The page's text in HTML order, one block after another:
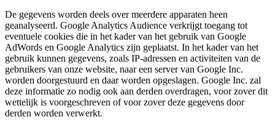
De gegevens worden deels over meerdere apparaten heen
geanalyseerd. Google Analytics Audience verkrijgt toegang tot
eventuele cookies die in het kader van het gebruik van Google
AdWords en Google Analytics zijn geplaatst. In het kader van het
gebruik kunnen gegevens, zoals IP-adressen en activiteiten van de
gebruikers van onze website, naar een server van Google Inc.
worden doorgestuurd en daar worden opgeslagen. Google Inc. zal
deze informatie zo nodig ook aan derden overdragen, voor zover dit
wettelijk is voorgeschreven of voor zover deze gegevens door
derden worden verwerkt.